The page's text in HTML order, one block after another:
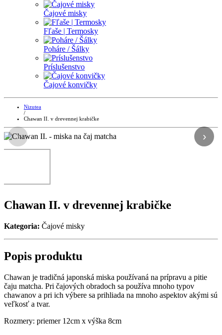
Čajové misky
Fľaše | Termosky
Poháre / Šálky
Príslušenstvo
Čajové konvičky
Nizutea
/
Chawan II. v drevennej krabičke
‹ ›
Chawan II. v drevennej krabičke
Kategoria: Čajové misky
Popis produktu
Chawan je tradičná japonská miska používaná na prípravu a pitie
čaju matcha. Pri čajových obradoch sa používa mnoho typov
chawanov a pri ich výbere sa prihliada na mnoho aspektov akými sú
veľkosť a tvar.
Rozmery: priemer 12cm x výška 8cm